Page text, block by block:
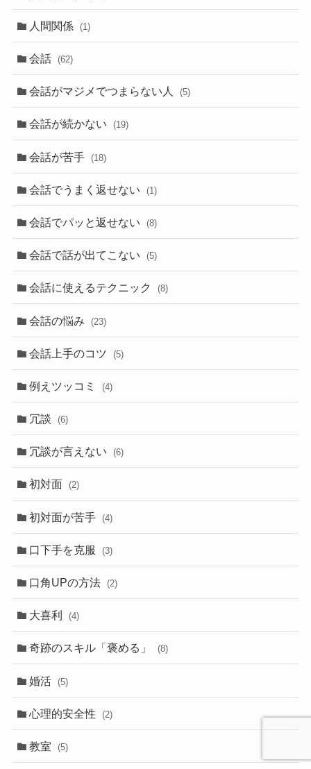
人間関係 (1)
会話 (62)
会話がマジメでつまらない人 (5)
会話が続かない (19)
会話が苦手 (18)
会話でうまく返せない (1)
会話でパッと返せない (8)
会話で話が出てこない (5)
会話に使えるテクニック (8)
会話の悩み (23)
会話上手のコツ (5)
例えツッコミ (4)
冗談 (6)
冗談が言えない (6)
初対面 (2)
初対面が苦手 (4)
口下手を克服 (3)
口角UPの方法 (2)
大喜利 (4)
奇跡のスキル「褒める」 (8)
婚活 (5)
心理的安全性 (2)
教室 (5)